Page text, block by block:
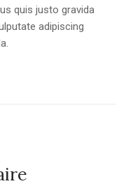
quis justo gravida
adipiscing